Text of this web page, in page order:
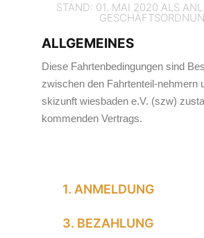
STAND: 01. MAI 2020 ALS
ALLGEMEINES
Diese Fahrtenbedingungen sind
zwischen den Fahrtenteil-nehmern
skizunft wiesbaden e.V. (szw)
kommenden Vertrags.
1. ANMELDUNG
3. BEZAHLUNG